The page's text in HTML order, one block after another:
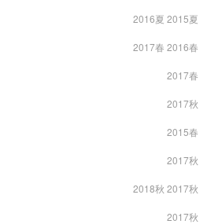
2016夏 2015夏
2017春 2016春
2017春
2017秋
2015春
2017秋
2018秋 2017秋
2017秋